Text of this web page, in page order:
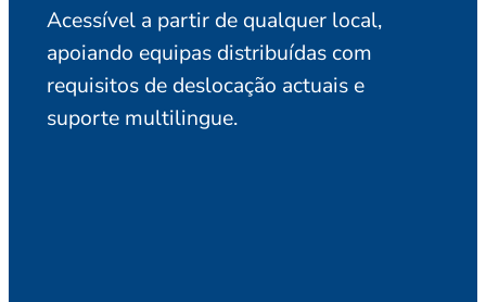
Acessível a partir de qualquer local,
apoiando equipas distribuídas com
requisitos de deslocação actuais e
suporte multilingue.